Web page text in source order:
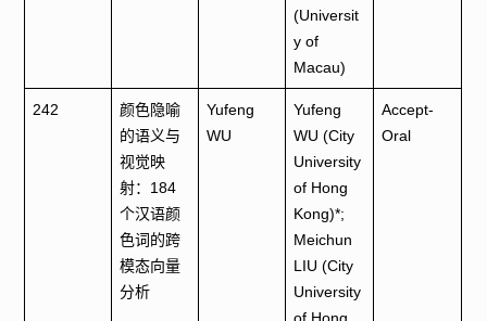
(Universit
y of
Macau)
242
颜色隐喻
的语义与
视觉映
射：184
个汉语颜
色词的跨
模态向量
分析
Yufeng
WU
Yufeng
WU (City
University
of Hong
Kong)*;
Meichun
LIU (City
University
Accept-
Oral